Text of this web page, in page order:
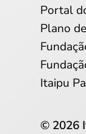
Portal
Plano
Itaipu
© 2026